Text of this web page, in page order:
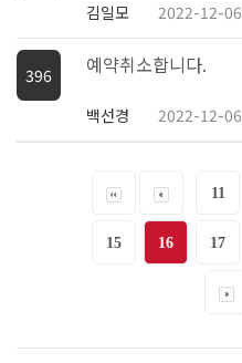
김일모 2022-12-06
396 예약취소합니다.
백선경 2022-12-06
11
15 16 17